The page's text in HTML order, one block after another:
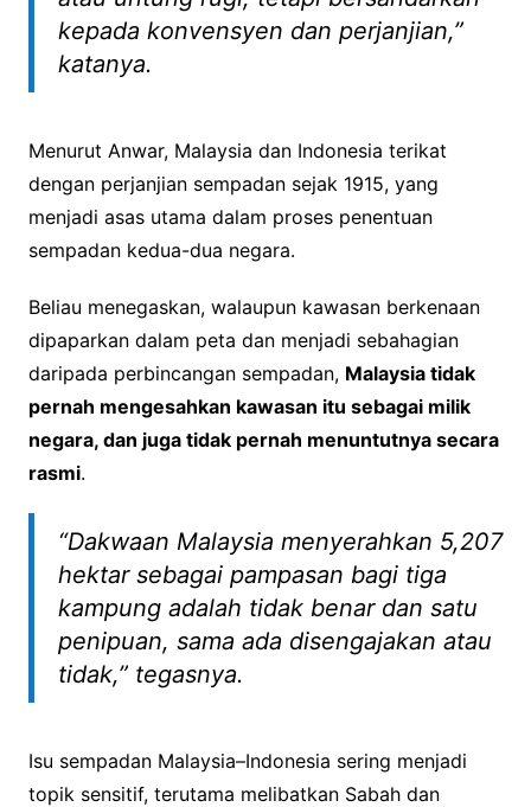
kepada konvensyen dan perjanjian,”
katanya.
Menurut Anwar, Malaysia dan Indonesia terikat
dengan perjanjian sempadan sejak 1915, yang
menjadi asas utama dalam proses penentuan
sempadan kedua-dua negara.
Beliau menegaskan, walaupun kawasan berkenaan
dipaparkan dalam peta dan menjadi sebahagian
daripada perbincangan sempadan, Malaysia tidak
pernah mengesahkan kawasan itu sebagai milik
negara, dan juga tidak pernah menuntutnya secara
rasmi.
“Dakwaan Malaysia menyerahkan 5,207
hektar sebagai pampasan bagi tiga
kampung adalah tidak benar dan satu
penipuan, sama ada disengajakan atau
tidak,” tegasnya.
Isu sempadan Malaysia–Indonesia sering menjadi
topik sensitif, terutama melibatkan Sabah dan